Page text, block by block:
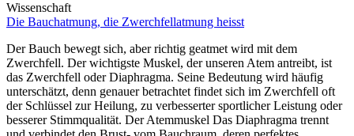
Wissenschaft
Die Bauchatmung, die Zwerchfellatmung heisst
Der Bauch bewegt sich, aber richtig geatmet wird mit dem
Zwerchfell. Der wichtigste Muskel, der unseren Atem antreibt, ist
das Zwerchfell oder Diaphragma. Seine Bedeutung wird häufig
unterschätzt, denn genauer betrachtet findet sich im Zwerchfell oft
der Schlüssel zur Heilung, zu verbesserter sportlicher Leistung oder
besserer Stimmqualität. Der Atemmuskel Das Diaphragma trennt